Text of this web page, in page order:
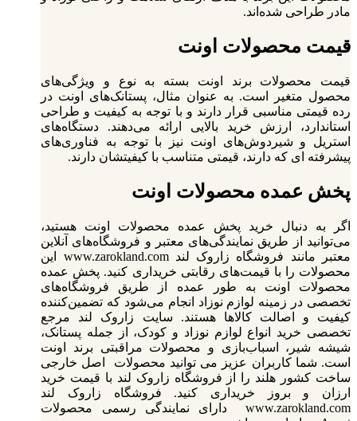
مادر طراحی شده‌اند.
قیمت محصولات اونت
قیمت محصولات برند اونت بسته به نوع و ویژگی‌های
محصول متغیر است. به عنوان مثال، پستانک‌های اونت در
رده قیمتی مناسبی قرار دارند و با توجه به کیفیت و طراحی
استاندارد، ارزش خرید بالایی ارائه می‌دهند. دستگاه‌های
استریل و شیردوش‌های اونت نیز با توجه به فناوری‌های
پیشرفته‌ ای که دارند، قیمتی متناسب با کیفیتشان دارند.
پخش عمده محصولات اونت
اگر به دنبال خرید پخش عمده محصولات اونت هستید،
می‌توانید از طریق نمایندگی‌های معتبر و فروشگاه‌های آنلاین
معتبر مانند فروشگاه زاروک لند www.zarokland.com این
محصولات را با قیمت‌های رقابتی خریداری کنید. پخش عمده
محصولات اونت به طور عمده از طریق فروشگاه‌های
تخصصی در زمینه لوازم نوزاد انجام می‌شود که تضمین‌کننده
کیفیت و اصالت کالاها هستند. سایت زاروک لند مرجع
تخصصی خرید انواع لوازم نوزاد و کودک، از جمله پستانک،
شیشه‌ شیر، اسباب‌بازی و محصولات مراقبتی برند اونت
است. شما کاربران عزیز می توانید محصولات اصل خارجی
ساخت کشور هلند را از فروشگاه زاروک لند با قیمت خرید
ارزان و بروز خریداری کنید. فروشگاه زاروک لند
www.zarokland.com دارای نمایندگی رسمی محصولات